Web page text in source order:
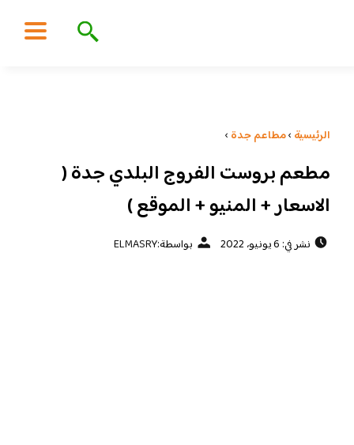
الرئيسية ›مطاعم جدة ›
مطعم بروست الفروج البلدي جدة (
الاسعار + المنيو + الموقع )
نشر في: 6 يونيو، 2022 بواسطة:ELMASRY